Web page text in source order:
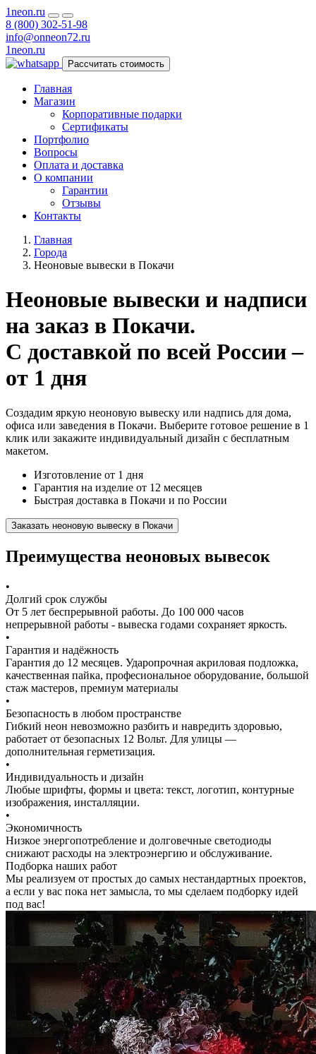
1neon.ru
8 (800) 302-51-98
info@onneon72.ru
1neon.ru
Рассчитать стоимость
Главная
Магазин
Корпоративные подарки
Сертификаты
Портфолио
Вопросы
Оплата и доставка
О компании
Гарантии
Отзывы
Контакты
Главная
Города
Неоновые вывески в Покачи
Неоновые вывески и надписи
на заказ в Покачи.
С доставкой по всей России –
от 1 дня
Создадим яркую неоновую вывеску или надпись для дома,
офиса или заведения в Покачи. Выберите готовое решение в 1
клик или закажите индивидуальный дизайн с бесплатным
макетом.
Изготовление от 1 дня
Гарантия на изделие от 12 месяцев
Быстрая доставка в Покачи и по России
Заказать неоновую вывеску в Покачи
Преимущества неоновых вывесок
•
Долгий срок службы
От 5 лет беспрерывной работы. До 100 000 часов
непрерывной работы - вывеска годами сохраняет яркость.
•
Гарантия и надёжность
Гарантия до 12 месяцев. Ударопрочная акриловая подложка,
качественная пайка, професиональное оборудование, большой
стаж мастеров, премиум материалы
•
Безопасность в любом пространстве
Гибкий неон невозможно разбить и навредить здоровью,
работает от безопасных 12 Вольт. Для улицы —
дополнительная герметизация.
•
Индивидуальность и дизайн
Любые шрифты, формы и цвета: текст, логотип, контурные
изображения, инсталляции.
•
Экономичность
Низкое энергопотребление и долговечные светодиоды
снижают расходы на электроэнергию и обслуживание.
Подборка наших работ
Мы реализуем от простых до самых нестандартных проектов,
а если у вас пока нет замысла, то мы сделаем подборку идей
под вас!